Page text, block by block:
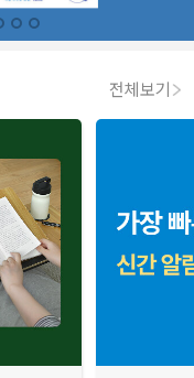
전체보기